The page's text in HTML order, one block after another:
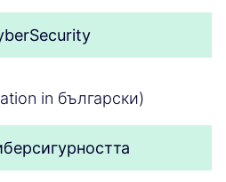
in български)